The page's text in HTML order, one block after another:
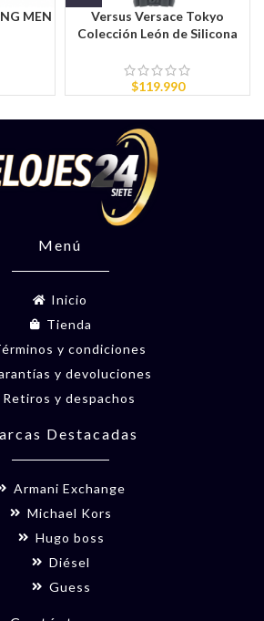
MEN
Versus Versace Tokyo
Colección León de Silicona
$119.990
Menú
Inicio
Tienda
y condiciones
y devoluciones
Retiros y despachos
Destacadas
Armani Exchange
Michael Kors
Hugo boss
Diésel
Guess